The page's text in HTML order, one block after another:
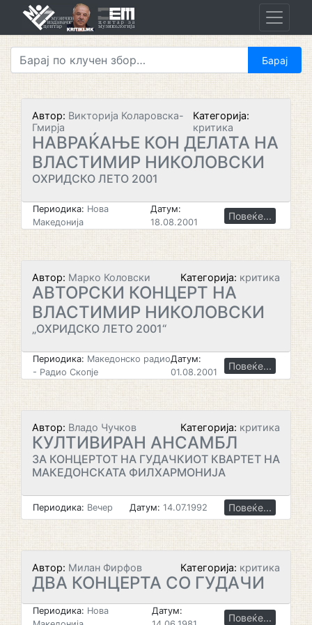
Автор: Викторија Коларовска-
Гмирја
Категорија:
критика
НАВРАЌАЊЕ КОН ДЕЛАТА НА
ВЛАСТИМИР НИКОЛОВСКИ
ОХРИДСКО ЛЕТО 2001
Периодика: Нова
Македонија
Датум:
18.08.2001
Повеќе...
Автор: Марко Коловски Категорија: критика
АВТОРСКИ КОНЦЕРТ НА
ВЛАСТИМИР НИКОЛОВСКИ
„ОХРИДСКО ЛЕТО 2001“
Периодика: Македонско радио
- Радио Скопје
Датум:
01.08.2001
Повеќе...
Автор: Владо Чучков Категорија: критика
КУЛТИВИРАН АНСАМБЛ
ЗА КОНЦЕРТОТ НА ГУДАЧКИОТ КВАРТЕТ НА
МАКЕДОНСКАТА ФИЛХАРМОНИЈА
Периодика: Вечер Датум: 14.07.1992 Повеќе...
Автор: Милан Фирфов Категорија: критика
ДВА КОНЦЕРТА СО ГУДАЧИ
Периодика: Нова
Датум:
Повеќе...